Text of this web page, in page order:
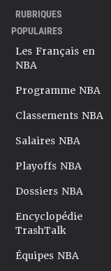
RUBRIQUES
POPULAIRES
Les Français en
NBA
Programme NBA
Classements NBA
Salaires NBA
Playoffs NBA
Dossiers NBA
Encyclopédie
TrashTalk
Équipes NBA